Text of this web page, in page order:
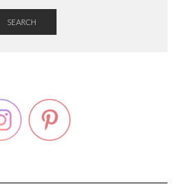
SEARCH